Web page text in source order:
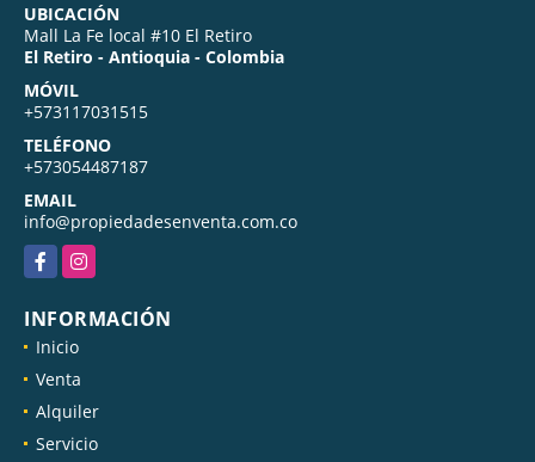
UBICACIÓN
Mall La Fe local #10 El Retiro
El Retiro - Antioquia - Colombia
MÓVIL
+573117031515
TELÉFONO
+573054487187
EMAIL
info@propiedadesenventa.com.co
FacebookInstagram
INFORMACIÓN
Inicio
Venta
Alquiler
Servicio